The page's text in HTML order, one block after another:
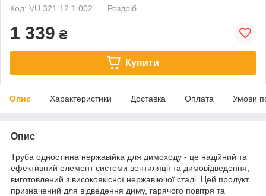
Код: VU.321.12.1.002
Роздріб
1 339 ₴
Купити
Опис Характеристики Доставка Оплата Умови
Опис
Труба одностінна нержавійка для димоходу - це надійний та
ефективний елемент системи вентиляції та димовідведення,
виготовлений з високоякісної нержавіючої сталі. Цей продукт
призначений для відведення диму, гарячого повітря та